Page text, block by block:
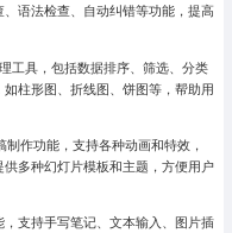
语法检查、自动纠错等功能，提高
工具，包括数据排序、筛选、分类
柱形图、折线图、饼图等，帮助用
作功能，支持各种动画和特效，
多种幻灯片模板和主题，方便用户
支持手写笔记、文本输入、图片插